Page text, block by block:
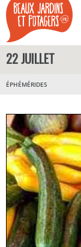
22 JUILLET
ÉPHÉMÉRIDES